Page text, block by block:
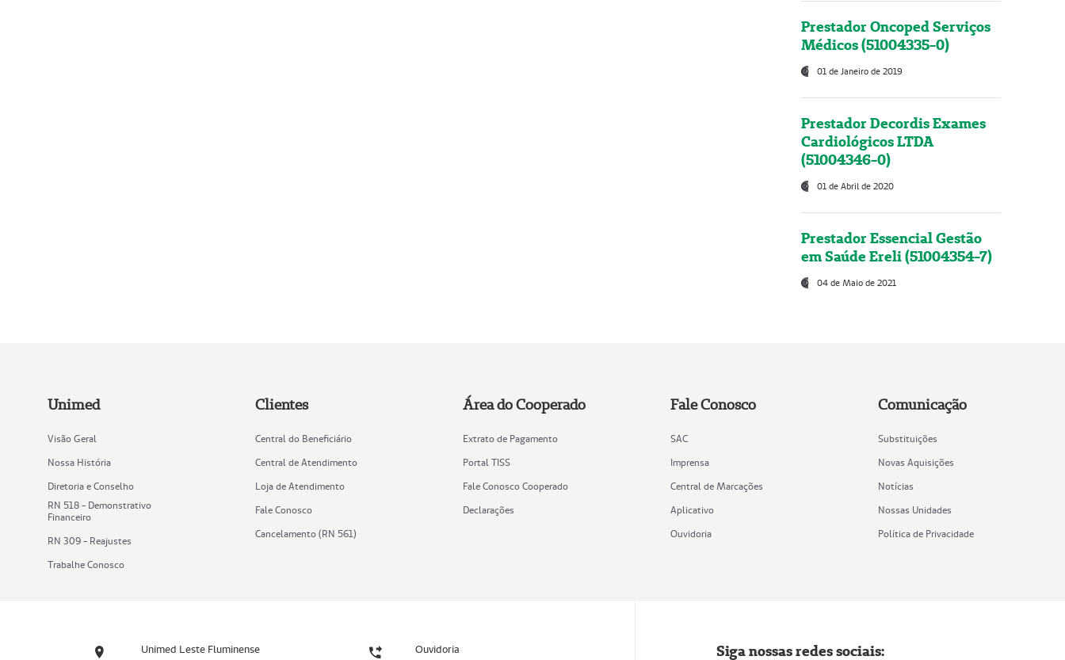
Prestador Oncoped Serviços
Médicos (51004335-0)
01 de Janeiro de 2019
Prestador Decordis Exames
Cardiológicos LTDA
(51004346-0)
01 de Abril de 2020
Prestador Essencial Gestão
em Saúde Ereli (51004354-7)
04 de Maio de 2021
Unimed
Visão Geral
Nossa História
Diretoria e Conselho
RN 518 - Demonstrativo
Financeiro
RN 309 - Reajustes
Trabalhe Conosco
Clientes
Central do Beneficiário
Central de Atendimento
Loja de Atendimento
Fale Conosco
Cancelamento (RN 561)
Área do Cooperado
Extrato de Pagamento
Portal TISS
Fale Conosco Cooperado
Declarações
Fale Conosco
SAC
Imprensa
Central de Marcações
Aplicativo
Ouvidoria
Comunicação
Substituições
Novas Aquisições
Notícias
Nossas Unidades
Política de Privacidade
Unimed Leste Fluminense Ouvidoria Siga nossas redes sociais: